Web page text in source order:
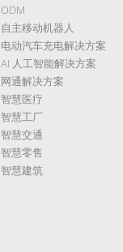
ODM
自主移动机器人
电动汽车充电解决方案
AI 人工智能解决方案
网通解决方案
智慧医疗
智慧工厂
智慧交通
智慧零售
智慧建筑